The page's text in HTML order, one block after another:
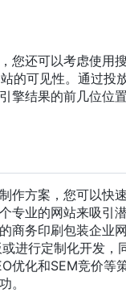
您还可以考虑使用
站的可见性。通过投
擎结果的前几位位
作方案，您可以快
专业的网站来吸引
商务印刷包装企业
进行定制化开发，
优化和SEM竞价等
。